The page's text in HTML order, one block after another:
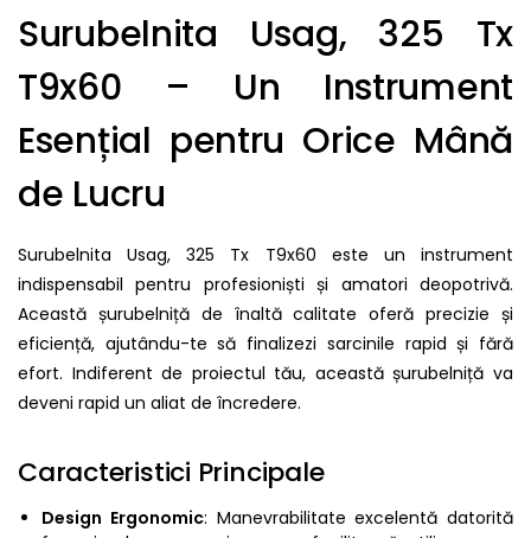
Surubelnita Usag, 325 Tx
T9x60 – Un Instrument
Esențial pentru Orice Mână
de Lucru
Surubelnita Usag, 325 Tx T9x60 este un instrument
indispensabil pentru profesioniști și amatori deopotrivă.
Această șurubelniță de înaltă calitate oferă precizie și
eficiență, ajutându-te să finalizezi sarcinile rapid și fără
efort. Indiferent de proiectul tău, această șurubelniță va
deveni rapid un aliat de încredere.
Caracteristici Principale
Design Ergonomic: Manevrabilitate excelentă datorită